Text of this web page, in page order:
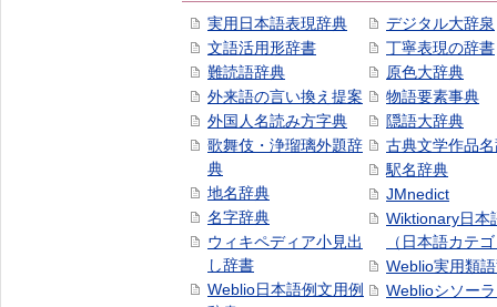
実用日本語表現辞典
文語活用形辞書
難読語辞典
外来語の言い換え提案
外国人名読み方字典
歌舞伎・浄瑠璃外題辞
典
地名辞典
名字辞典
ウィキペディア小見出
し辞書
Weblio日本語例文用例
デジタル大辞泉
丁寧表現の辞書
原色大辞典
物語要素事典
隠語大辞典
古典文学作品
駅名辞典
JMnedict
Wiktionary日本
（日本語カテ
Weblio実用類
Weblioシソー